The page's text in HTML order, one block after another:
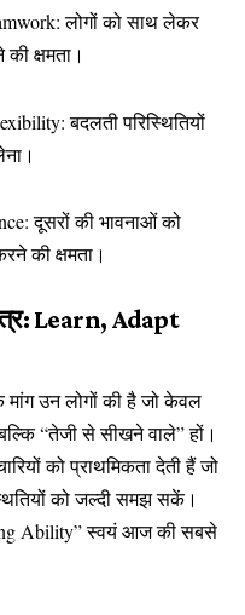
लोगों को साथ लेकर
क्षमता।
बदलती परिस्थितियों
दूसरों की भावनाओं को
की क्षमता।
Learn, Adapt
उन लोगों की है जो केवल
“तेजी से सीखने वाले” हों।
को प्राथमिकता देती हैं जो
को जल्दी समझ सकें।
Ability” स्वयं आज की सबसे